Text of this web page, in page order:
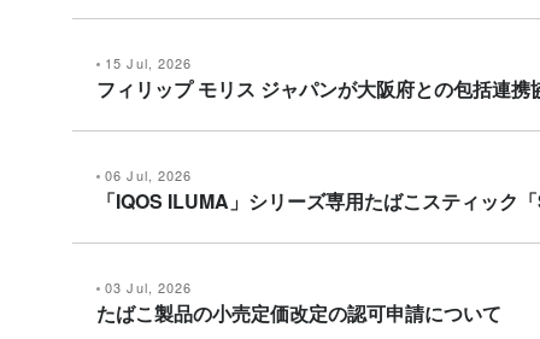
15 Jul, 2026
フィリップ モリス ジャパンが大阪府との包括連
06 Jul, 2026
「IQOS ILUMA」シリーズ専用たばこスティック
03 Jul, 2026
たばこ製品の小売定価改定の認可申請について